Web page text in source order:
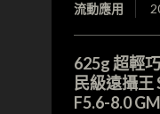
流動應用
625g 超輕
民級遠攝王
F5.6-8.0